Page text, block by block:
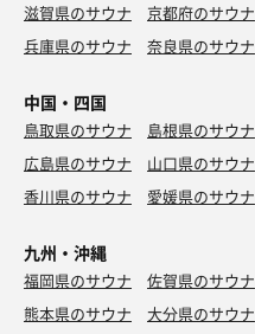
滋賀県のサウナ 京都府のサウナ
兵庫県のサウナ
奈良県のサウナ
中国・四国
鳥取県のサウナ 島根県のサウナ
広島県のサウナ
山口県のサウナ
香川県のサウナ
愛媛県のサウナ
九州・沖縄
福岡県のサウナ 佐賀県のサウナ
熊本県のサウナ
大分県のサウナ